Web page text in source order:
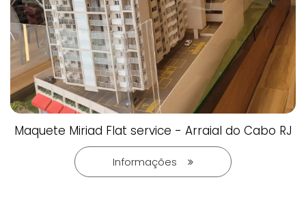
Maquete Miriad Flat service - Arraial do Cabo RJ
Informações